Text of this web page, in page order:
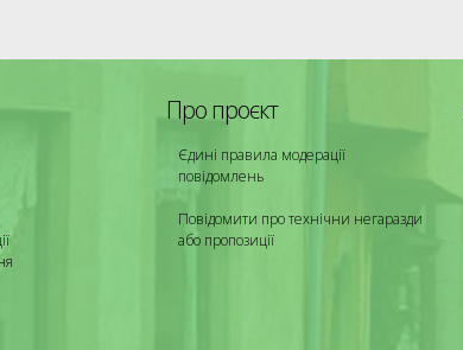
Про проєкт
Єдині правила модерації
повідомлень
Повідомити про технічни негаразди
або пропозиції